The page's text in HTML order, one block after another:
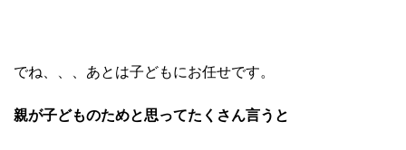
でね、、、あとは子どもにお任せです。
親が子どものためと思ってたくさん言うと